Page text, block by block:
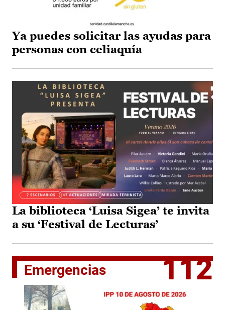
Ya puedes solicitar las ayudas para
personas con celiaquía
La biblioteca ‘Luisa Sigea’ te invita
a su ‘Festival de Lecturas’
Emergencias 112